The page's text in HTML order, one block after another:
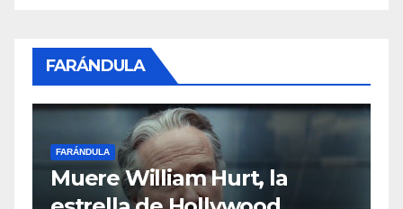
FARÁNDULA
FARÁNDULA
Sasha Sokol habla sobre el
abuso de Luis de Llano